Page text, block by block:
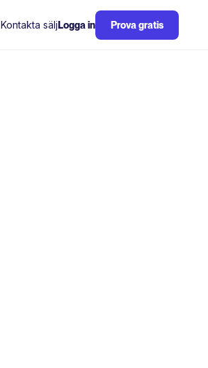
Kontakta sälj Logga in Prova gratis